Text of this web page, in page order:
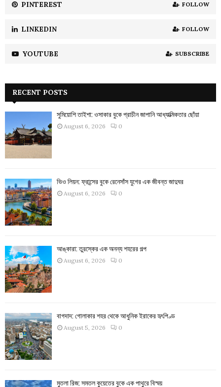
PINTEREST FOLLOW
LINKEDIN FOLLOW
YOUTUBE SUBSCRIBE
RECENT POSTS
সুমিয়োশি তাইশা: ওসাকার বুকে প্রাচীন জাপানি আধ্যাত্মিকতার ছোঁয়া
August 6, 2026 0
ভিও লিয়ন: ফ্রান্সের বুকে রেনেসাঁস যুগের এক জীবন্ত জাদুঘর
August 6, 2026 0
আঙ্কারা: তুরস্কের এক অনন্য শহরের গল্প
August 6, 2026 0
বাগদাদ: গোলাকার শহর থেকে আধুনিক ইরাকের হৃৎপিণ্ড
August 5, 2026 0
মুতলা রিজ: সমতল কুয়েতের বুকে এক পাথুরে বিস্ময়